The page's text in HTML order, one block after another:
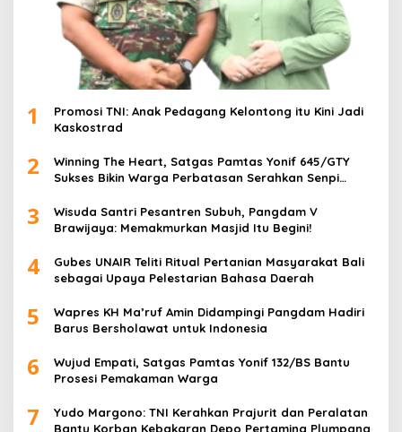
1
Promosi TNI: Anak Pedagang Kelontong itu Kini Jadi
Kaskostrad
2
Winning The Heart, Satgas Pamtas Yonif 645/GTY
Sukses Bikin Warga Perbatasan Serahkan Senpi
3
Wisuda Santri Pesantren Subuh, Pangdam V
Brawijaya: Memakmurkan Masjid Itu Begini!
4
Gubes UNAIR Teliti Ritual Pertanian Masyarakat Bali
sebagai Upaya Pelestarian Bahasa Daerah
5
Wapres KH Ma’ruf Amin Didampingi Pangdam Hadiri
Barus Bersholawat untuk Indonesia
6
Wujud Empati, Satgas Pamtas Yonif 132/BS Bantu
Prosesi Pemakaman Warga
7
Yudo Margono: TNI Kerahkan Prajurit dan Peralatan
Bantu Korban Kebakaran Depo Pertamina Plumpang